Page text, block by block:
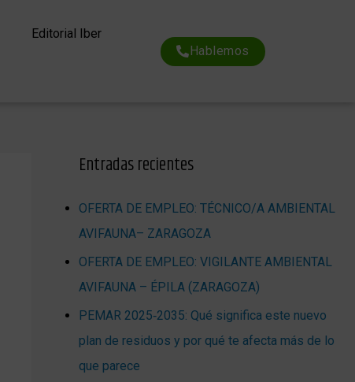
Editorial Iber
Hablemos
Entradas recientes
OFERTA DE EMPLEO: TÉCNICO/A AMBIENTAL
AVIFAUNA– ZARAGOZA
OFERTA DE EMPLEO: VIGILANTE AMBIENTAL
AVIFAUNA – ÉPILA (ZARAGOZA)
PEMAR 2025‑2035: Qué significa este nuevo
plan de residuos y por qué te afecta más de lo
que parece